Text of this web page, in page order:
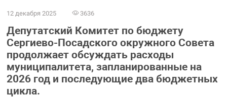
12 декабря 2025 3636
Депутатский Комитет по бюджету
Сергиево-Посадского окружного Совета
продолжает обсуждать расходы
муниципалитета, запланированные на
2026 год и последующие два бюджетных
цикла.